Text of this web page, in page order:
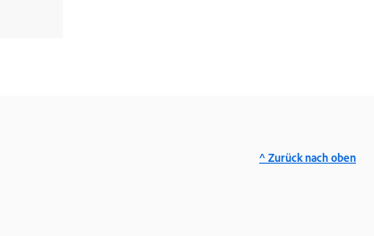
^ Zurück nach oben